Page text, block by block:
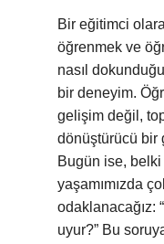
Bir eğitimci
öğrenmek ve
nasıl
bir deneyim.
gelişim değil,
dönüştürücü bir
Bugün ise,
yaşamımızda
odaklanacağız:
uyur?” Bu